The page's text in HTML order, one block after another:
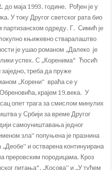
до маја 1993. године. Рођен је у
У току Другог светског рата био
партизанском одреду. Г. Симић је
књижевно стваралаштво
је ушао романом „Далеко је
успех. С „Коренима“ Ћосић
треба да пруже
,,Корени'' враћа се у
крајем 19.века. У
опет трага за смислом минулих
у Србији за време Другог
самоуништавања једног
зла'' попуњена је празнина
и остварена континуирана
преровским породицама. Кроз
питања“, „Косова'' и „У туђем